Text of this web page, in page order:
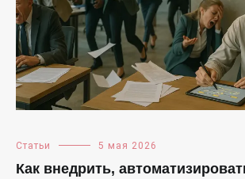
Статьи 5 мая 2026
Как внедрить,